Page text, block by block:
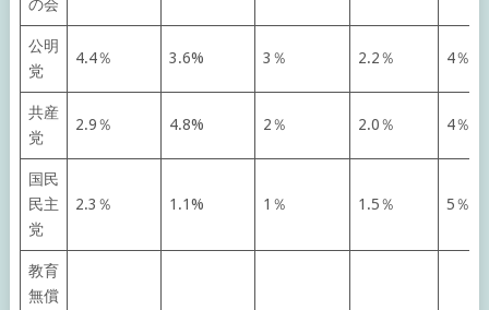
の会
公明
党
4.4％ 3.6% 3％ 2.2％ 4％
共産
党
2.9％ 4.8% 2％ 2.0％ 4％
国民
民主
党
2.3％ 1.1% 1％ 1.5％ 5％
教育
無償